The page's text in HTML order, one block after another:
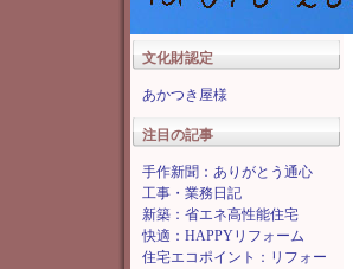
文化財認定
あかつき屋様
注目の記事
手作新聞：ありがとう通心
工事・業務日記
新築：省エネ高性能住宅
快適：HAPPYリフォーム
住宅エコポイント：リフォー